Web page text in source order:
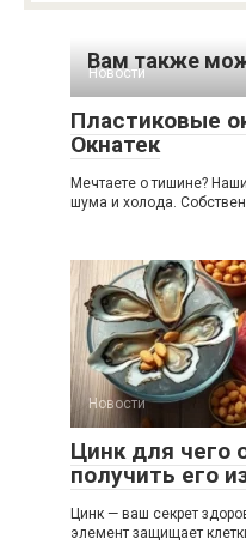
Вам также
Новости
Пластиковые
Окнатек
Мечтаете о тишине?
шума и холода.
Новости
Цинк для чего
получить его
Цинк — ваш секрет
элемент защищает